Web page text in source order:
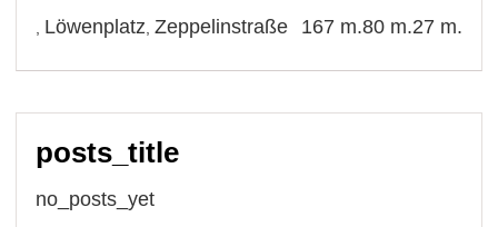
27 m.
Löwenplatz 80 m.
,Zeppelinstraße 167 m.
posts_title
no_posts_yet